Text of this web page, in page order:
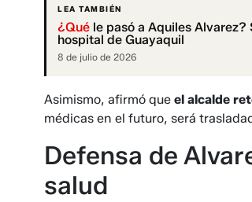
LEA TAMBIÉN
¿Qué le pasó a Aquiles
hospital de Guayaquil
8 de julio de 2026
Asimismo, afirmó que el alcalde
médicas en el futuro, será
Defensa de
salud